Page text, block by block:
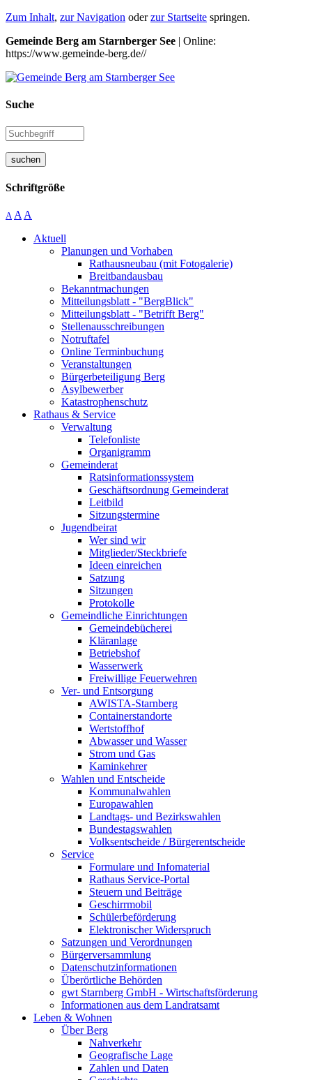
Zum Inhalt, zur Navigation oderzur Startseite springen.
Gemeinde Berg am Starnberger See | Online:
https://www.gemeinde-berg.de//
Suche
suchen
Schriftgröße
A A A
Aktuell
Planungen und Vorhaben
Rathausneubau (mit Fotogalerie)
Breitbandausbau
Bekanntmachungen
Mitteilungsblatt - "BergBlick"
Mitteilungsblatt - "Betrifft Berg"
Stellenausschreibungen
Notruftafel
Online Terminbuchung
Veranstaltungen
Bürgerbeteiligung Berg
Asylbewerber
Katastrophenschutz
Rathaus & Service
Verwaltung
Telefonliste
Organigramm
Gemeinderat
Ratsinformationssystem
Geschäftsordnung Gemeinderat
Leitbild
Sitzungstermine
Jugendbeirat
Wer sind wir
Mitglieder/Steckbriefe
Ideen einreichen
Satzung
Sitzungen
Protokolle
Gemeindliche Einrichtungen
Gemeindebücherei
Kläranlage
Betriebshof
Wasserwerk
Freiwillige Feuerwehren
Ver- und Entsorgung
AWISTA-Starnberg
Containerstandorte
Wertstoffhof
Abwasser und Wasser
Strom und Gas
Kaminkehrer
Wahlen und Entscheide
Kommunalwahlen
Europawahlen
Landtags- und Bezirkswahlen
Bundestagswahlen
Volksentscheide / Bürgerentscheide
Service
Formulare und Infomaterial
Rathaus Service-Portal
Steuern und Beiträge
Geschirrmobil
Schülerbeförderung
Elektronischer Widerspruch
Satzungen und Verordnungen
Bürgerversammlung
Datenschutzinformationen
Überörtliche Behörden
gwt Starnberg GmbH - Wirtschaftsförderung
Informationen aus dem Landratsamt
Leben & Wohnen
Über Berg
Nahverkehr
Geografische Lage
Zahlen und Daten